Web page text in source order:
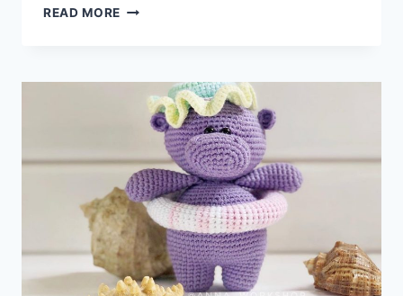
READ MORE AMIGURUMI